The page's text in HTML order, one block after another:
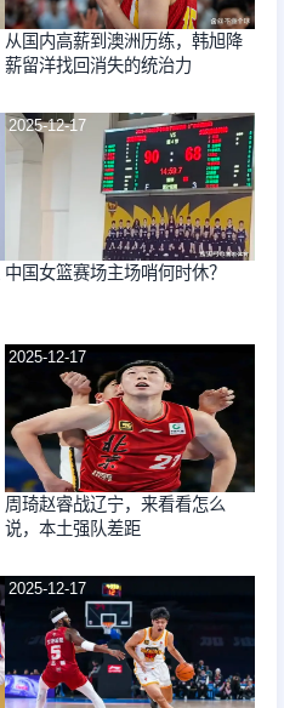
从国内高薪到澳洲历练，韩旭降
薪留洋找回消失的统治力
2025-12-17
中国女篮赛场主场哨何时休？
2025-12-17
周琦赵睿战辽宁，来看看怎么
说，本土强队差距
2025-12-17